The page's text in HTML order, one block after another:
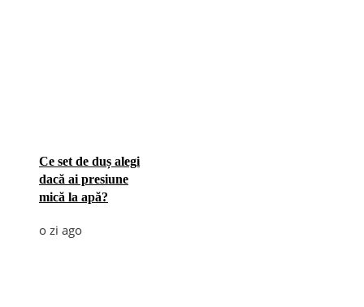
Ce set de duș alegi
dacă ai presiune
mică la apă?
o zi ago